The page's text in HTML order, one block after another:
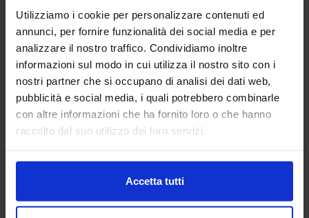
Utilizziamo i cookie per personalizzare contenuti ed
annunci, per fornire funzionalità dei social media e per
analizzare il nostro traffico. Condividiamo inoltre
informazioni sul modo in cui utilizza il nostro sito con i
nostri partner che si occupano di analisi dei dati web,
pubblicità e social media, i quali potrebbero combinarle
con altre informazioni che ha fornito loro o che hanno
raccolto dal suo utilizzo dei loro servizi.
Accetta tutti
VI RACCOMANDIAMO PERTANTO LA MASSIMA
ATTENZIONE
Qualora aveste, per errore, restituito il modulo firmato, Vi
segnaliamo che è possibile, entro 10 giorni, esercitare
diritto di recesso.
Qualora aveste, per errore, restituito il modulo firmato, Vi
segnaliamo che è possibile, entro 10 giorni, esercitare il
diritto di recesso.
Partners